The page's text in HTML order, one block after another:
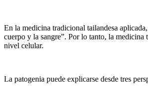
En la medicina tradicional tailandesa
cuerpo y la sangre”. Por lo tanto, la
nivel celular.
La patogenia puede explicarse desde tres